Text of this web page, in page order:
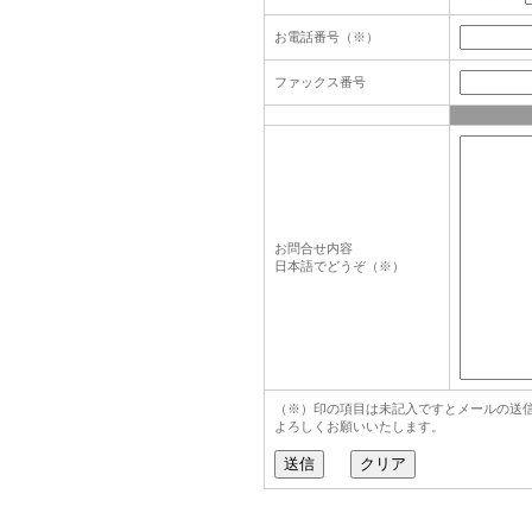
お電話番号（※）
ファックス番号
お問合せ内容
日本語でどうぞ（※）
（※）印の項目は未記入ですとメールの送
よろしくお願いいたします。